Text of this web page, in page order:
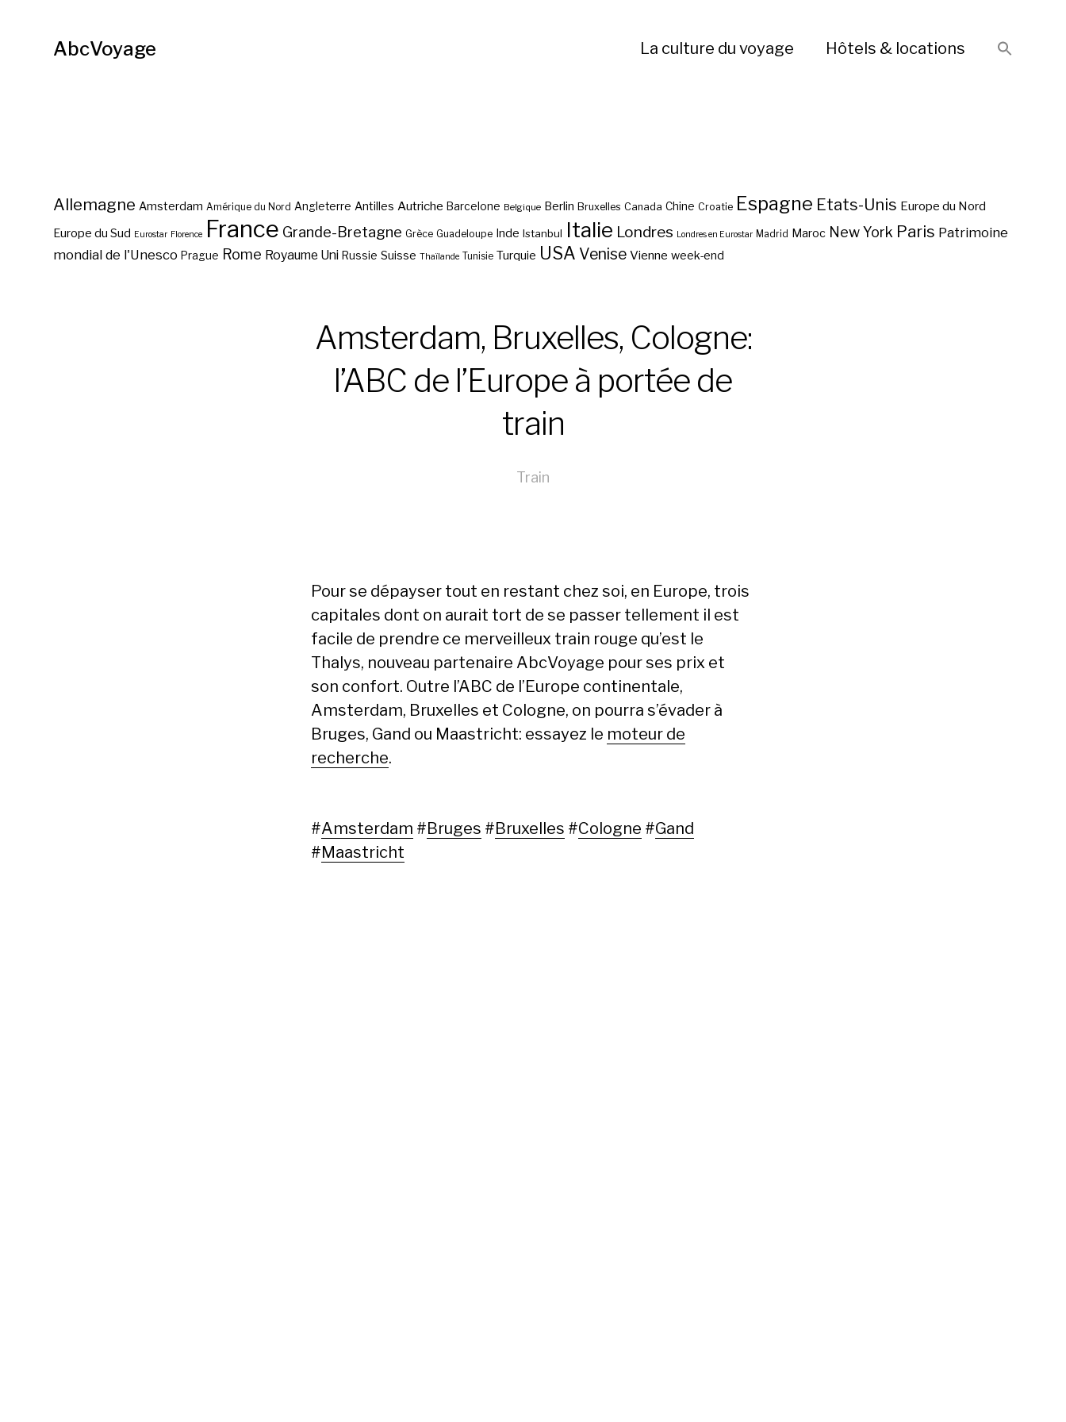
AbcVoyage La culture du voyage Hôtels & locations
Allemagne Amsterdam Amérique du Nord Angleterre Antilles Autriche Barcelone Belgique Berlin Bruxelles Canada Chine Croatie Espagne Etats-Unis Europe du Nord
Europe du Sud Eurostar Florence France Grande-Bretagne Grèce Guadeloupe Inde Istanbul Italie Londres Londres en Eurostar Madrid Maroc New York Paris Patrimoine
mondial de l'Unesco Prague Rome Royaume Uni Russie Suisse Thaïlande Tunisie Turquie USA Venise Vienne week-end
Amsterdam, Bruxelles, Cologne:
l’ABC de l’Europe à portée de
train
Train
Pour se dépayser tout en restant chez soi, en Europe, trois
capitales dont on aurait tort de se passer tellement il est
facile de prendre ce merveilleux train rouge qu’est le
Thalys, nouveau partenaire AbcVoyage pour ses prix et
son confort. Outre l’ABC de l’Europe continentale,
Amsterdam, Bruxelles et Cologne, on pourra s’évader à
Bruges, Gand ou Maastricht: essayez le moteur de
recherche.
#Amsterdam #Bruges #Bruxelles #Cologne #Gand
#Maastricht